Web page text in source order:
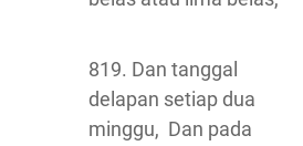
819. Dan tanggal
delapan setiap dua
minggu, Dan pada